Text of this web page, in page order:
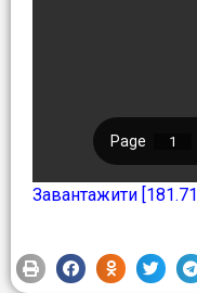
Завантажити [181.71